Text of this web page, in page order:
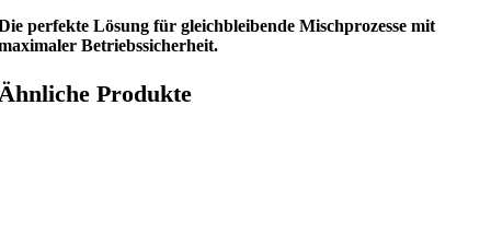
perfekte Lösung für gleichbleibende Mischprozesse mit
Betriebssicherheit.
Produkte